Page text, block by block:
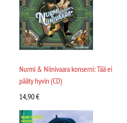
Nurmi & Niinivaara konserni: Tää ei
pääty hyvin (CD)
14,90€